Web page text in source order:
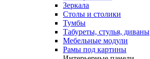
Зеркала
Столы и столики
Тумбы
Табуреты, стулья, диваны
Мебельные модули
Рамы под картины